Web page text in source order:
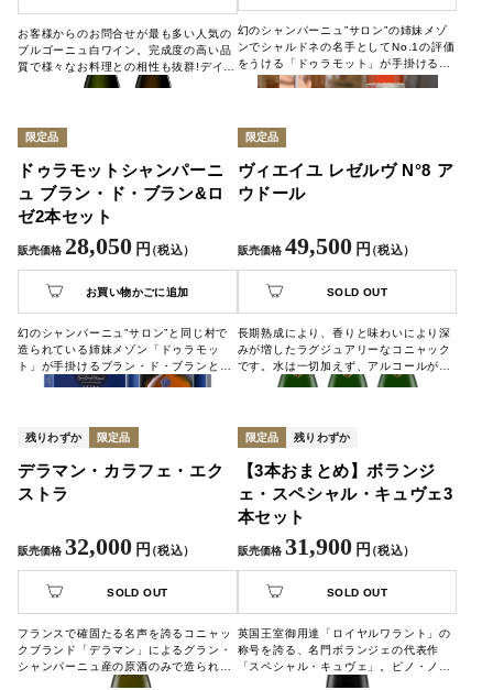
お客様からのお問合せが最も多い人気の
ブルゴーニュ白ワイン。完成度の高い品
質で様々なお料理との相性も抜群!デイリ
ー用に6本のセットにてご用意しまし
幻のシャンパーニュ”サロン”の姉妹メゾ
ンでシャルドネの名手としてNo.1の評価
をうける「ドゥラモット」が手掛けるブ
ラン・ド・ブランのシャンパーニュで
限定品
ドゥラモットシャンパーニ
ュ ブラン・ド・ブラン&ロ
ゼ2本セット
販売価格 28,050 円（税込）
お買い物かごに追加
幻のシャンパーニュ”サロン”と同じ村で
造られている姉妹メゾン「ドゥラモッ
ト」が手掛けるブラン・ド・ブランとロ
ゼのセットです。この季節、乾杯に、贈
限定品
ヴィエイユ レゼルヴ N°8 ア
ウドール
販売価格 49,500円（税込）
SOLD OUT
長期熟成により、香りと味わいにより深
みが増したラグジュアリーなコニャック
です。水は一切加えず、アルコールが47
度と他と比べると高めで、コニャック好
残りわずか 限定品
デラマン・カラフェ・エク
ストラ
販売価格 32,000 円（税込）
SOLD OUT
フランスで確固たる名声を誇るコニャッ
クブランド「デラマン」によるグラン・
シャンパーニュ産の原酒のみで造られた
大変貴重な高品質のコニャックです。
限定品 残りわずか
【3本おまとめ】ボランジ
ェ・スペシャル・キュヴェ3
本セット
販売価格 31,900円（税込）
SOLD OUT
英国王室御用達「ロイヤルワラント」の
称号を誇る、名門ボランジェの代表作
「スペシャル・キュヴェ」。ピノ・ノワ
ール主体の力強くエレガントな味わい